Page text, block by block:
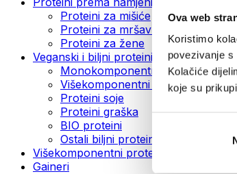
Ova web
Koristimo
povezivanje
Kolačiće
koje su
Proteini za mišiće
Proteini za mršavljenje
Proteini za žene
Veganski i biljni proteini
Monokomponentni veganski
Višekomponentni veganski
Proteini soje
Proteini graška
BIO proteini
Ostali biljni proteini
Višekomponentni protein
Gaineri